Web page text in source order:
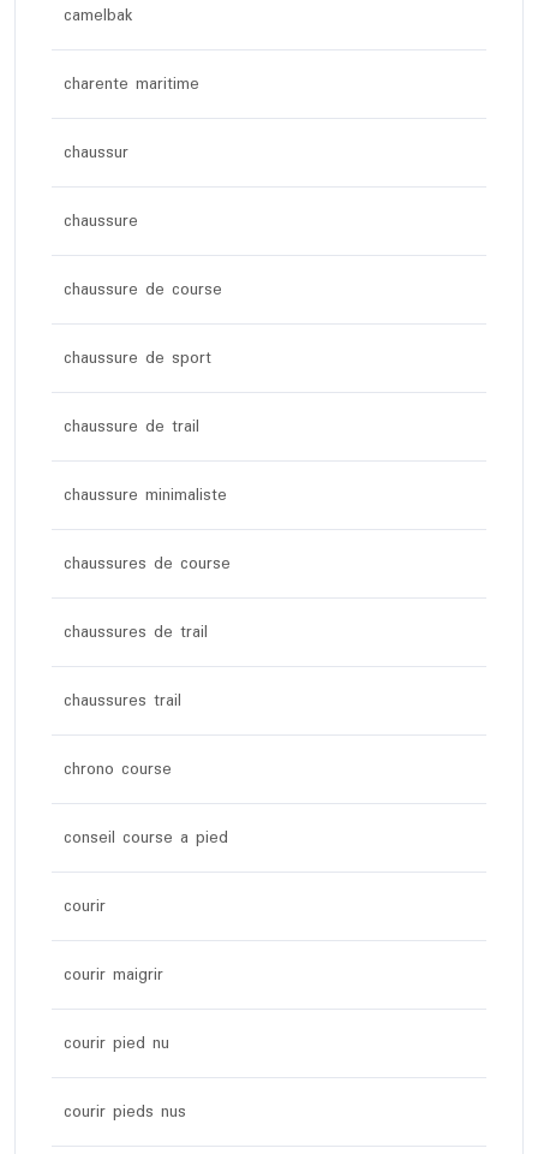
camelbak
charente maritime
chaussur
chaussure
chaussure de course
chaussure de sport
chaussure de trail
chaussure minimaliste
chaussures de course
chaussures de trail
chaussures trail
chrono course
conseil course a pied
courir
courir maigrir
courir pied nu
courir pieds nus